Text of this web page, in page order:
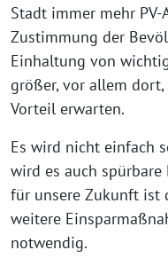
Stadt immer mehr
Zustimmung der
Einhaltung von
größer, vor allem
Vorteil erwarten.
Es wird nicht einfach
wird es auch
für unsere Zukunft ist
weitere
notwendig.